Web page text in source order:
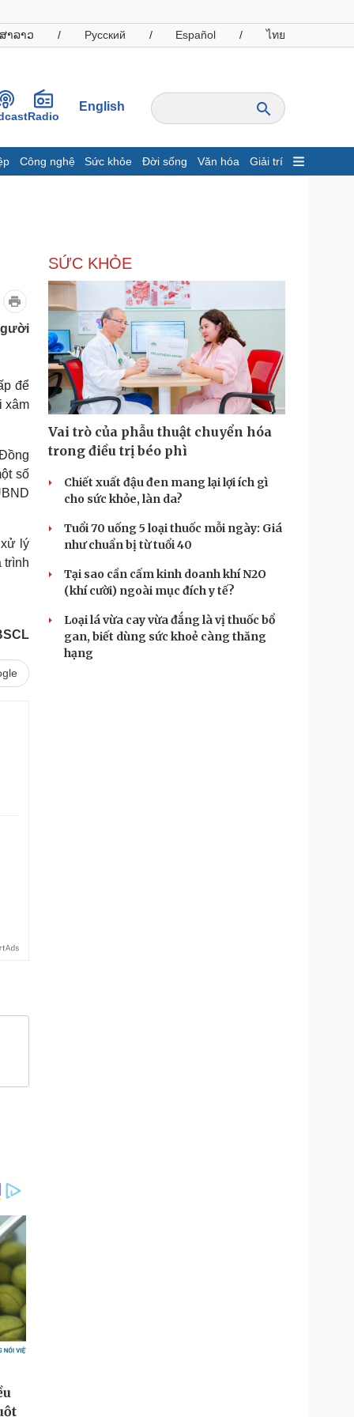
າລາວ / Русский / Español / ไทย
Radio
English
Công nghệ Sức khỏe Đời sống Văn hóa Giải trí
Giá cà phê
nghiệp
tin doanh nghiệp
nghiệp 24h
nhân
cộng đồng
Công nghệ
Sành điệu
Tin Công nghệ
Trải nghiệm
Chuyển đổi số
vấn
Tour
in
Podcast
Câu chuyện thời sự
Đọc truyện đêm khuya
Cửa sổ tình yêu
Hạt giống tâm hồn
để
xâm
số
lý
trình
SỨC KHỎE
Vai trò của phẫu thuật chuyển hóa
trong điều trị béo phì
Chiết xuất đậu đen mang lại lợi ích gì
cho sức khỏe, làn da?
Tuổi 70 uống 5 loại thuốc mỗi ngày: Giá
như chuẩn bị từ tuổi 40
Tại sao cần cấm kinh doanh khí N2O
(khí cười) ngoài mục đích y tế?
Loại lá vừa cay vừa đắng là vị thuốc bổ
gan, biết dùng sức khoẻ càng thăng
hạng